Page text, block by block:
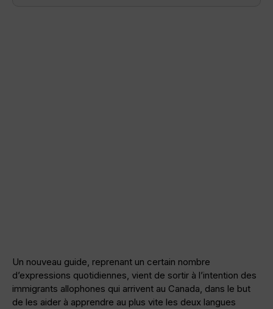
Un nouveau guide, reprenant un certain nombre
d’expressions quotidiennes, vient de sortir à l’intention des
immigrants allophones qui arrivent au Canada, dans le but
de les aider à apprendre au plus vite les deux langues